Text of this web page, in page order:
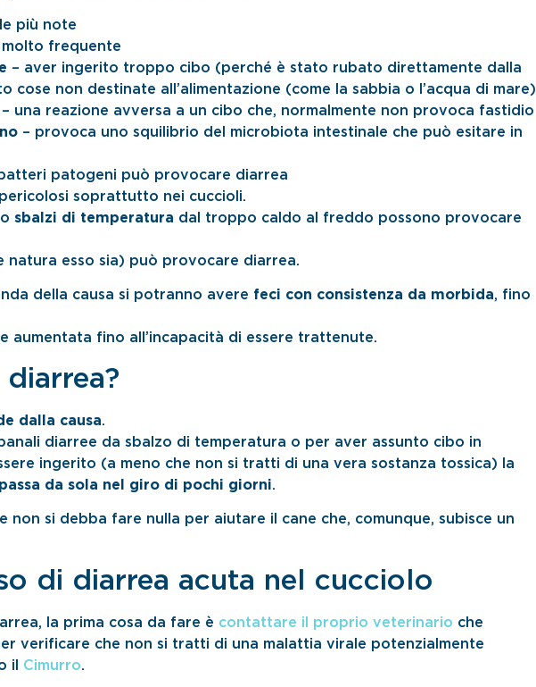
più note
frequente
– aver ingerito troppo cibo (perché è stato rubato direttamente dalla
cose non destinate all’alimentazione (come la sabbia o l’acqua di mare)
– una reazione avversa a un cibo che, normalmente non provoca fastidio
– provoca uno squilibrio del microbiota intestinale che può esitare in
patogeni può provocare diarrea
soprattutto nei cuccioli.
sbalzi di temperatura dal troppo caldo al freddo possono provocare
natura esso sia) può provocare diarrea.
della causa si potranno avere feci con consistenza da morbida, fino
aumentata fino all’incapacità di essere trattenute.
dalla causa.
diarree da sbalzo di temperatura o per aver assunto cibo in
ingerito (a meno che non si tratti di una vera sostanza tossica) la
passa da sola nel giro di pochi giorni.
non si debba fare nulla per aiutare il cane che, comunque, subisce un
di diarrea acuta nel cucciolo
la prima cosa da fare è contattare il proprio veterinario che
verificare che non si tratti di una malattia virale potenzialmente
il Cimurro.